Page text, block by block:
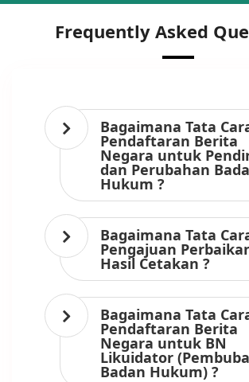
Frequently Asked
Bagaimana Tata
Pendaftaran Berita
Negara untuk
dan Perubahan
Hukum ?
Bagaimana Tata
Pengajuan
Hasil Cetakan ?
Bagaimana Tata
Pendaftaran Berita
Negara untuk BN
Likuidator
Badan Hukum) ?